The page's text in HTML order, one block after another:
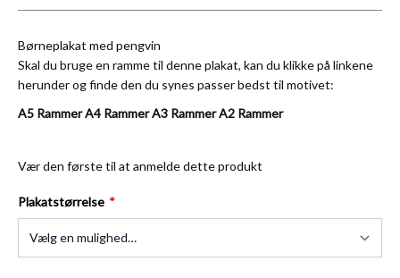
Børneplakat med pengvin
Skal du bruge en ramme til denne plakat, kan du klikke på linkene
herunder og finde den du synes passer bedst til motivet:
A5 RammerA4 RammerA3 RammerA2 Rammer
Vær den første til at anmelde dette produkt
Plakatstørrelse